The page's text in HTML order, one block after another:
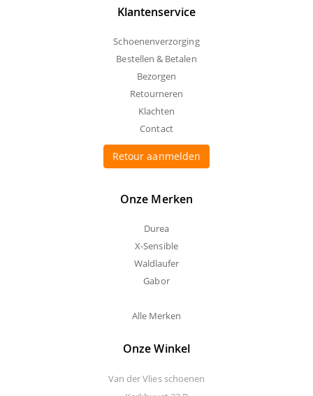
Klantenservice
Schoenenverzorging
Bestellen & Betalen
Bezorgen
Retourneren
Klachten
Contact
Retour aanmelden
Onze Merken
Durea
X-Sensible
Waldlaufer
Gabor
Alle Merken
Onze Winkel
Van der Vlies schoenen